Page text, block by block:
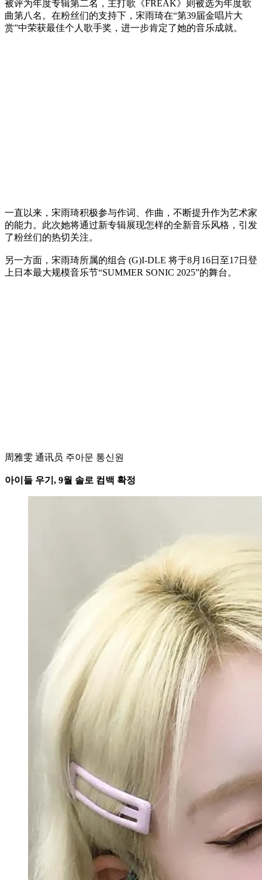
被评为年度专辑第二名，主打歌《FREAK》则被选为年度歌
曲第八名。在粉丝们的支持下，宋雨琦在“第39届金唱片大
赏”中荣获最佳个人歌手奖，进一步肯定了她的音乐成就。
一直以来，宋雨琦积极参与作词、作曲，不断提升作为艺术家
的能力。此次她将通过新专辑展现怎样的全新音乐风格，引发
了粉丝们的热切关注。
另一方面，宋雨琦所属的组合 (G)I-DLE 将于8月16日至17日登
上日本最大规模音乐节“SUMMER SONIC 2025”的舞台。
周雅雯 通讯员 주아문 통신원
아이들 우기, 9월 솔로 컴백 확정